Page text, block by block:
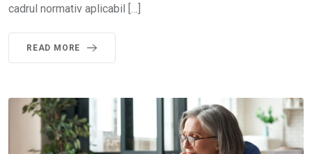
cadrul normativ aplicabil […]
READ MORE